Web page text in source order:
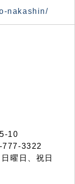
nakashin/
10
3322
曜日、祝日